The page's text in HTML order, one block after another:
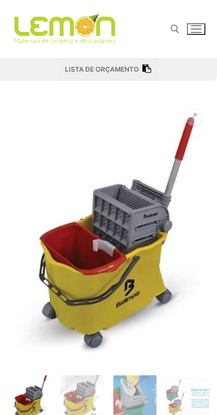
para
conteúdo
Pesquisar por:
LISTA DE ORÇAMENTO